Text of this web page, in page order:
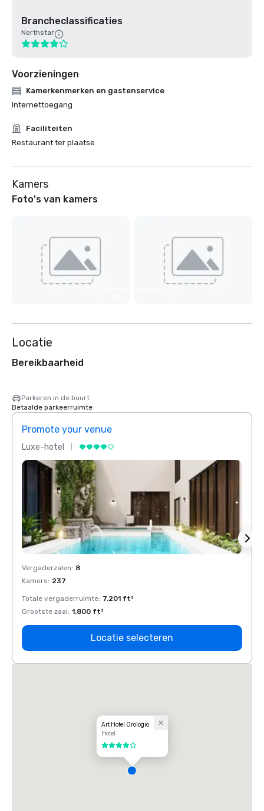
Brancheclassificaties
Northstar
Voorzieningen
Kamerkenmerken en gastenservice
Internettoegang
Faciliteiten
Restaurant ter plaatse
Kamers
Foto's van kamers
Locatie
Bereikbaarheid
Parkeren in de buurt
Betaalde parkeerruimte
Promote your venue
Luxe-hotel
Vergaderzalen: 8
Kamers: 237
Totale vergaderruimte: 7.201 ft²
Grootste zaal: 1.800 ft²
Locatie selecteren
Art Hotel Orologio
Hotel
4 van 5